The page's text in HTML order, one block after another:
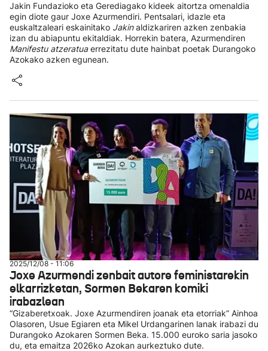
Jakin Fundazioko eta Gerediagako kideek aitortza omenaldia
egin diote gaur Joxe Azurmendiri. Pentsalari, idazle eta
euskaltzaleari eskainitako Jakinaldizkariren azken zenbakia
izan du abiapuntu ekitaldiak. Horrekin batera, Azurmendiren
Manifestu atzeratuaerrezitatu dute hainbat poetak Durangoko
Azokako azken egunean.
2025/12/08 - 11:06
Joxe Azurmendi zenbait autore feministarekin
elkarrizketan, Sormen Bekaren komiki
irabazlean
“Gizaberetxoak. Joxe Azurmendiren joanak eta etorriak” Ainhoa
Olasoren, Usue Egiaren eta Mikel Urdangarinen lanak irabazi du
Durangoko Azokaren Sormen Beka. 15.000 euroko saria jasoko
du, eta emaitza 2026ko Azokan aurkeztuko dute.